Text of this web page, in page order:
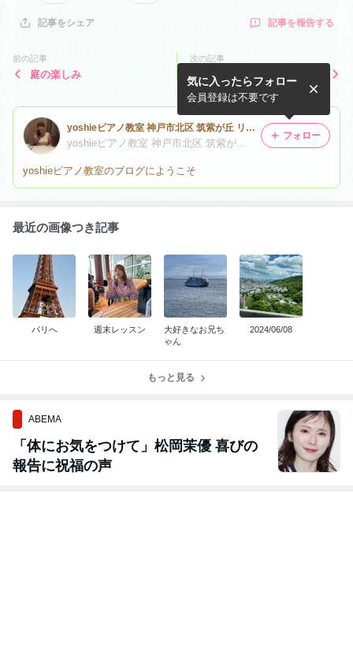
記事をシェア 記事を報告する
前の記事
庭の楽しみ
次の記事
yoshieピアノ教室 神戸市北区 筑紫が丘 リトミック
yoshieピアノ教室のブログにようこそ
気に入ったらフォロー
会員登録は不要です
フォロー
最近の画像つき記事
パリへ 週末レッスン
大好きなお兄ち
ゃん
2024/06/08
もっと見る
ABEMA
「体にお気をつけて」松岡茉優 喜びの
報告に祝福の声